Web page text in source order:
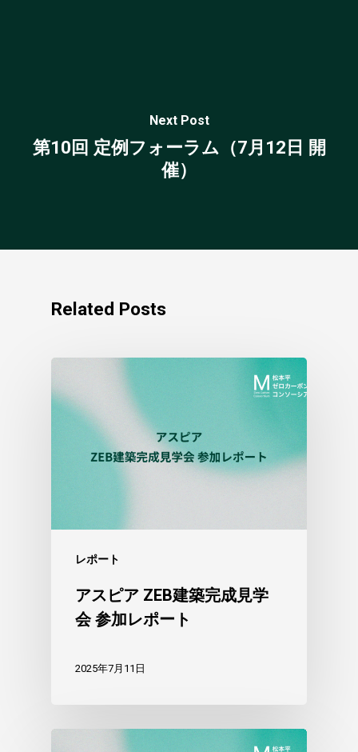
Next Post
第10回 定例フォーラム（7月12日 開
催）
Related Posts
レポート
アスピア ZEB建築完成見学
会 参加レポート
2025年7月11日